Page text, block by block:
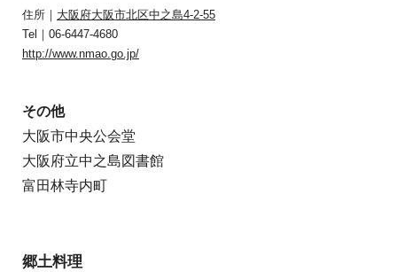
住所｜ 大阪府大阪市北区中之島4-2-55
Tel｜06-6447-4680
http://www.nmao.go.jp/
その他
大阪市中央公会堂
大阪府立中之島図書館
富田林寺内町
郷土料理